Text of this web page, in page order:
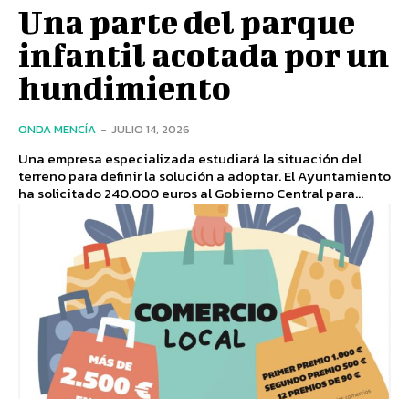
Una parte del parque
infantil acotada por un
hundimiento
ONDA MENCÍA - JULIO 14, 2026
Una empresa especializada estudiará la situación del
terreno para definir la solución a adoptar. El Ayuntamiento
ha solicitado 240.000 euros al Gobierno Central para...